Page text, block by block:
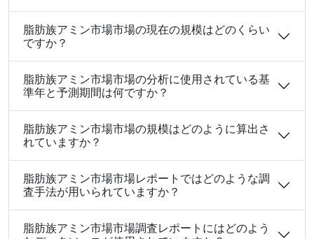
脂肪族アミン市場市場の現在の規模はどのくらい
ですか？
脂肪族アミン市場市場の分析に使用されている基
準年と予測期間は何ですか？
脂肪族アミン市場市場の規模はどのように算出さ
れていますか？
脂肪族アミン市場市場レポートではどのような調
査手法が用いられていますか？
脂肪族アミン市場市場調査レポートにはどのよう